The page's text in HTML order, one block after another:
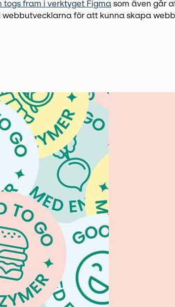
togs fram i verktyget Figma som även går
webbutvecklarna för att kunna skapa